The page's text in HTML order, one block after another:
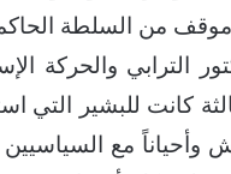
من السلطة
الترابي والحركة
كانت للبشير التي
وأحياناً مع